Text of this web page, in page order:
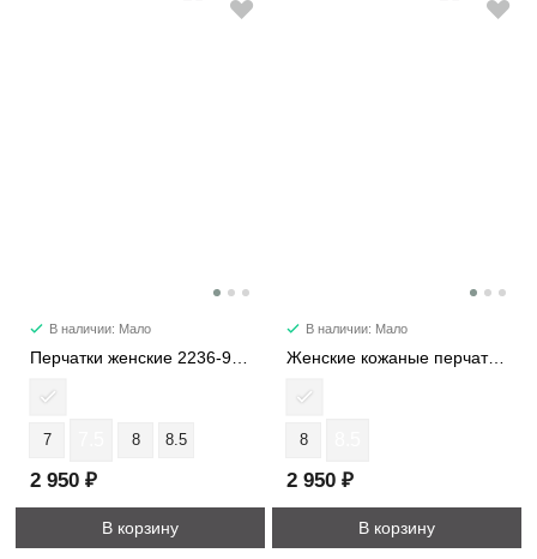
В наличии: Мало
Перчатки женские 2236-9-5S
7 8 8.5
2 950 ₽
В корзину
В наличии: Мало
Женские кожаные перчатки 2236-5S
8
2 950 ₽
В корзину